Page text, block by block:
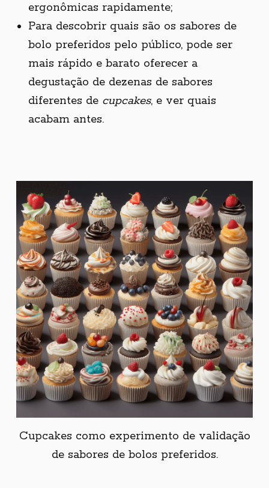
ergonômicas rapidamente;
Para descobrir quais são os sabores de
bolo preferidos pelo público, pode ser
mais rápido e barato oferecer a
degustação de dezenas de sabores
diferentes de cupcakes, e ver quais
acabam antes.
Cupcakes como experimento de validação
de sabores de bolos preferidos.